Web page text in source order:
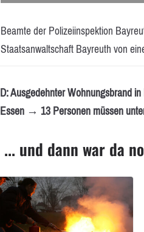
Beamte der Polizeiinspektion
Staatsanwaltschaft Bayreuth von
D: Ausgedehnter Wohnungsbrand
Essen → 13 Personen müssen
... und dann war da